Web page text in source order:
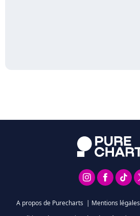
A propos de Purecharts | Mentions légales